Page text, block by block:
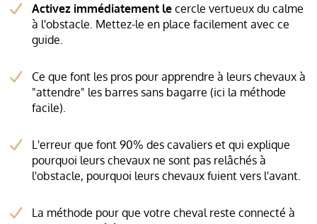
Activez immédiatement le cercle vertueux du calme
à l'obstacle. Mettez-le en place facilement avec ce
guide.
Ce que font les pros pour apprendre à leurs chevaux à
"attendre" les barres sans bagarre (ici la méthode
facile).
L'erreur que font 90% des cavaliers et qui explique
pourquoi leurs chevaux ne sont pas relâchés à
l'obstacle, pourquoi leurs chevaux fuient vers l'avant.
La méthode pour que votre cheval reste connecté à